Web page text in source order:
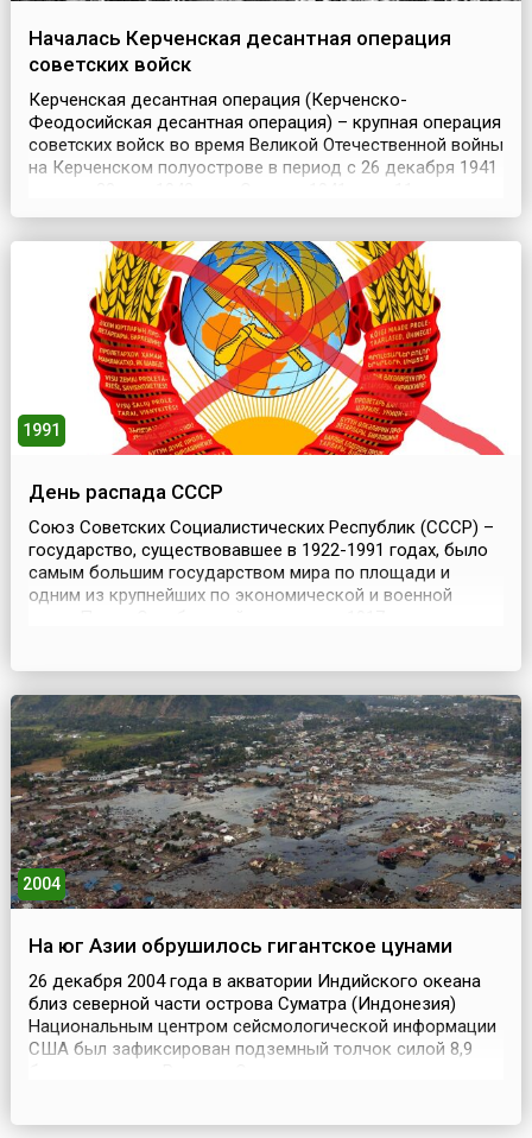
Началась Керченская десантная операция
советских войск
Керченская десантная операция (Керченско-
Феодосийская десантная операция) – крупная операция
советских войск во время Великой Отечественной войны
на Керченском полуострове в период с 26 декабря 1941
вермахта под командованием фон Манштейна провела
результате которой весь Крым, за исключением Севас...
1991
День распада СССР
Союз Советских Социалистических Республик (СССР) –
государство, существовавшее в 1922-1991 годах, было
самым большим государством мира по площади и
одним из крупнейших по экономической и военной
Российская Сов...
2004
На юг Азии обрушилось гигантское цунами
26 декабря 2004 года в акватории Индийского океана
близ северной части острова Суматра (Индонезия)
Национальным центром сейсмологической информации
США был зафиксирован подземный толчок силой 8,9